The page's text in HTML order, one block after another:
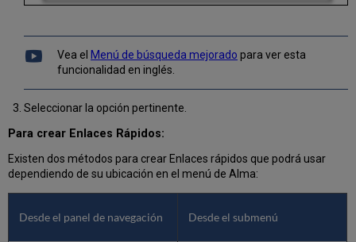
Vea el Menú de búsqueda mejorado para ver esta
funcionalidad en inglés.
Seleccionar la opción pertinente.
Para crear Enlaces Rápidos:
Existen dos métodos para crear Enlaces rápidos que podrá usar
dependiendo de su ubicación en el menú de Alma:
Desde el panel de navegación Desde el submenú